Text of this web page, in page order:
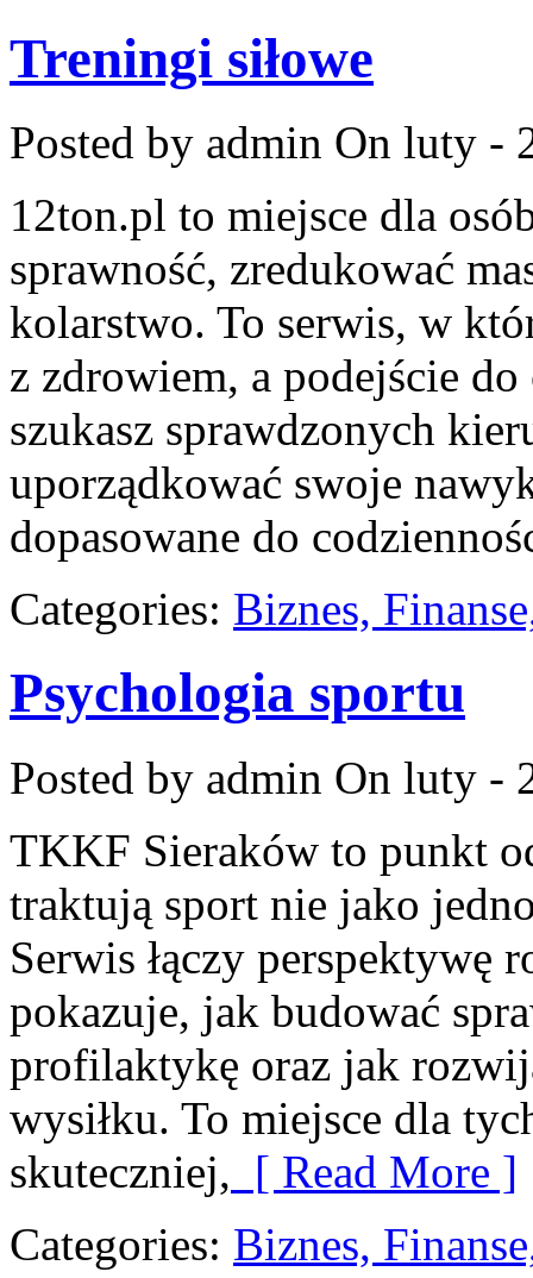
Treningi siłowe
Posted by admin On luty -
12ton.pl to miejsce dla
sprawność, zredukować
kolarstwo. To serwis, w
z zdrowiem, a podejście
szukasz sprawdzonych
uporządkować swoje
dopasowane do
Categories: Biznes,
Psychologia sportu
Posted by admin On luty -
TKKF Sieraków to punkt
traktują sport nie jako
Serwis łączy perspektywę
pokazuje, jak budować
profilaktykę oraz jak
wysiłku. To miejsce dla
skuteczniej, [ Read More ]
Categories: Biznes,